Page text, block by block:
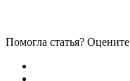
Помогла статья? Оцените